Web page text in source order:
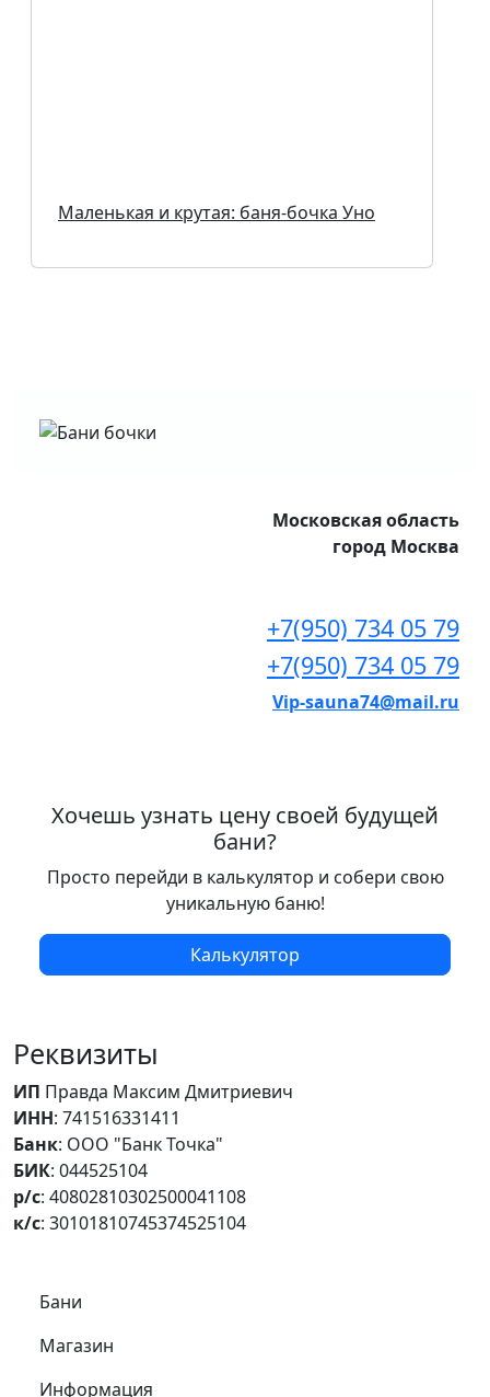
Маленькая и крутая: баня-бочка Уно
Московская область
город Москва
+7(950) 734 05 79
+7(950) 734 05 79
Vip-sauna74@mail.ru
Хочешь узнать цену своей будущей
бани?
Просто перейди в калькулятор и собери свою
уникальную баню!
Калькулятор
Реквизиты
ИП Правда Максим Дмитриевич
ИНН: 741516331411
Банк: ООО "Банк Точка"
БИК: 044525104
р/с: 40802810302500041108
к/с: 30101810745374525104
Самое важное
Бани
Магазин
Информация